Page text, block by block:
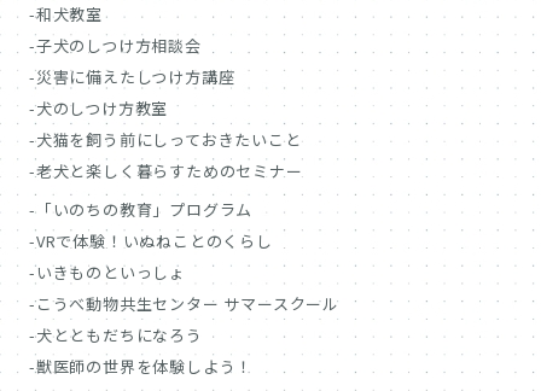
和犬教室
子犬のしつけ方相談会
災害に備えたしつけ方講座
犬のしつけ方教室
犬猫を飼う前にしっておきたいこと
老犬と楽しく暮らすためのセミナー
「いのちの教育」プログラム
VRで体験！いぬねことのくらし
いきものといっしょ
こうべ動物共生センター サマースクール
犬とともだちになろう
獣医師の世界を体験しよう！